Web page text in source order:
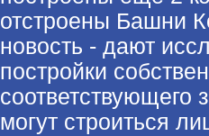
отстроены Башни
новость - дают
постройки
соответствующего
могут строиться